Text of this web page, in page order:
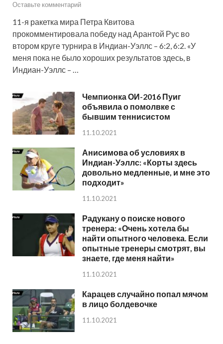
Оставьте комментарий
11-я ракетка мира Петра Квитова
прокомментировала победу над Арантой Рус во
втором круге турнира в Индиан-Уэллс – 6:2, 6:2. «У
меня пока не было хороших результатов здесь, в
Индиан-Уэллс – …
Чемпионка ОИ-2016 Пуиг
объявила о помолвке с
бывшим теннисистом
11.10.2021
Анисимова об условиях в
Индиан-Уэллс: «Корты здесь
довольно медленные, и мне это
подходит»
11.10.2021
Радукану о поиске нового
тренера: «Очень хотела бы
найти опытного человека. Если
опытные тренеры смотрят, вы
знаете, где меня найти»
11.10.2021
Карацев случайно попал мячом
в лицо болдевочке
11.10.2021